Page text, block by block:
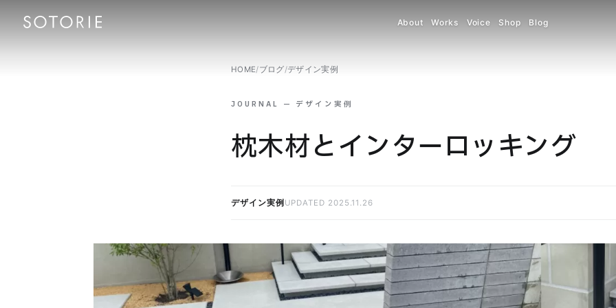
About Works Voice Shop Blog
HOME/ブログ/デザイン実例
JOURNAL — デザイン実例
枕木材とインターロッキング
デザイン実例 UPDATED 2025.11.26